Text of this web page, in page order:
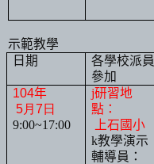
示範教學
日期
各學校派員
參加
104年
5月 7 日
9:00~17:00
j研習地
點：
上石國小
k教學演示
輔導員：